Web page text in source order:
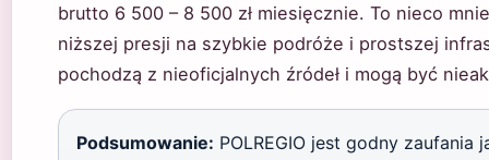
brutto 6 500 – 8 500 zł miesięcznie. To nieco
niższej presji na szybkie podróże i prostszej
pochodzą z nieoficjalnych źródeł i mogą być
Podsumowanie: POLREGIO jest godny